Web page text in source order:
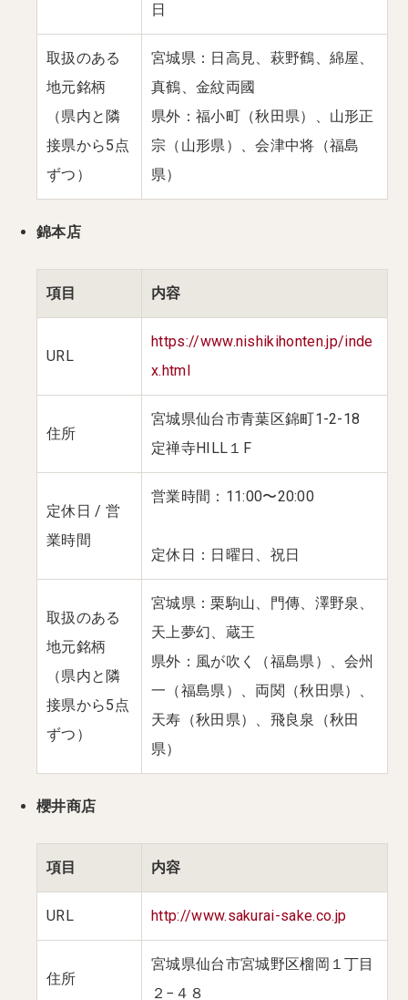
日
取扱のある
地元銘柄
（県内と隣
接県から5点
ずつ）
宮城県：日高見、萩野鶴、綿屋、
真鶴、金紋両國
県外：福小町（秋田県）、山形正
宗（山形県）、会津中将（福島
県）
錦本店
項目 内容
URL
https://www.nishikihonten.jp/inde
x.html
住所
宮城県仙台市青葉区錦町1-2-18
定禅寺HILL１F
定休日 / 営
業時間
営業時間：11:00〜20:00
定休日：日曜日、祝日
取扱のある
地元銘柄
（県内と隣
接県から5点
ずつ）
宮城県：栗駒山、門傳、澤野泉、
天上夢幻、蔵王
県外：風が吹く（福島県）、会州
一（福島県）、両関（秋田県）、
天寿（秋田県）、飛良泉（秋田
県）
櫻井商店
項目 内容
URL http://www.sakurai-sake.co.jp
住所
宮城県仙台市宮城野区榴岡１丁目
２−４８